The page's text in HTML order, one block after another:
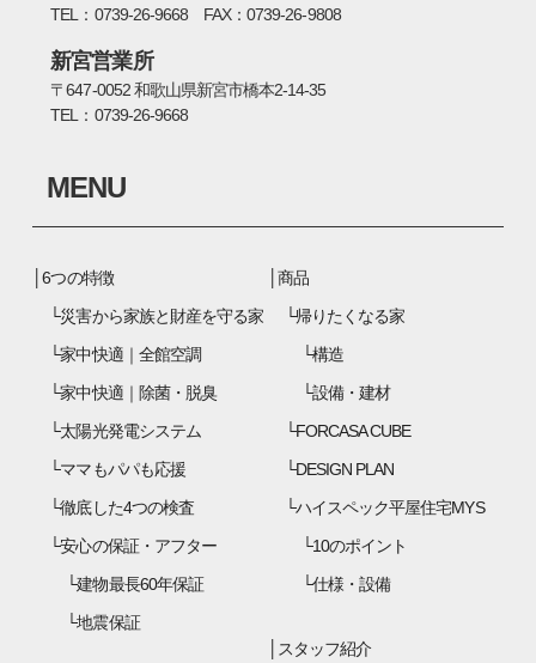
TEL：0739-26-9668 FAX：0739-26-9808
新宮営業所
〒647-0052 和歌山県新宮市橋本2-14-35
TEL：0739-26-9668
MENU
6つの特徴
災害から家族と財産を守る家
家中快適｜全館空調
家中快適｜除菌・脱臭
太陽光発電システム
ママもパパも応援
徹底した4つの検査
安心の保証・アフター
建物最長60年保証
地震保証
商品
帰りたくなる家
構造
設備・建材
FORCASA CUBE
DESIGN PLAN
ハイスペック平屋住宅MYS
10のポイント
仕様・設備
スタッフ紹介